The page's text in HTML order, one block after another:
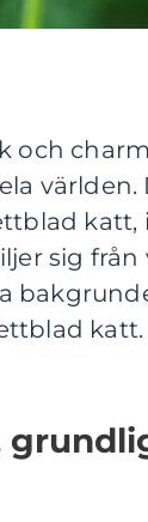
och
katt,
sig